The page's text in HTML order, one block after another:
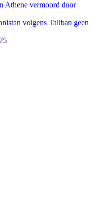
Athene vermoord door
volgens Taliban geen